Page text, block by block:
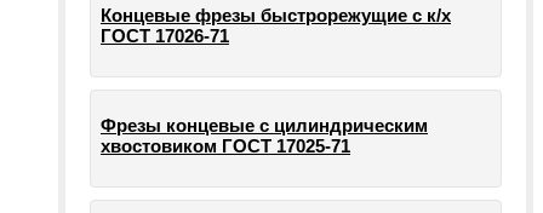
Концевые фрезы быстрорежущие с к/х
ГОСТ 17026-71
Фрезы концевые с цилиндрическим
хвостовиком ГОСТ 17025-71